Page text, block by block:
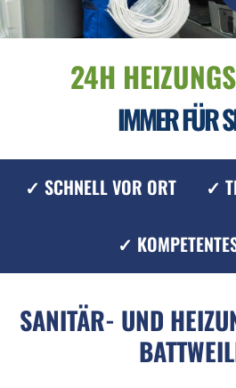
24H
IMMER FÜR
✓ SCHNELL VOR ORT ✓
✓
SANITÄR- UND